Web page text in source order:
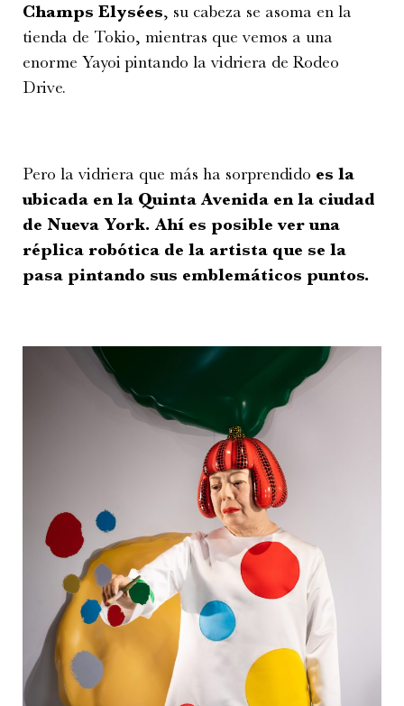
Champs Elysées, su cabeza se asoma en la
tienda de Tokio, mientras que vemos a una
enorme Yayoi pintando la vidriera de Rodeo
Drive.
Pero la vidriera que más ha sorprendido es la
ubicada en la Quinta Avenida en la ciudad
de Nueva York. Ahí es posible ver una
réplica robótica de la artista que se la
pasa pintando sus emblemáticos puntos.